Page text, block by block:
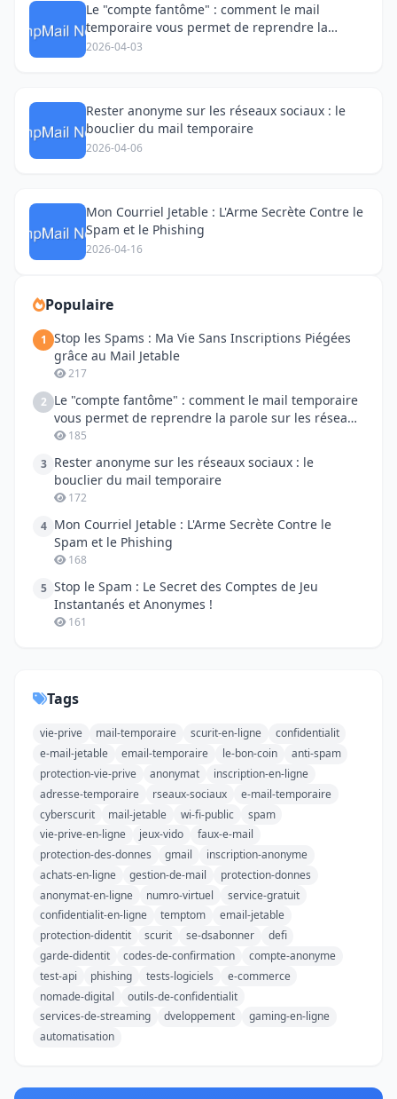
Le "compte fantôme" : comment le mail
temporaire vous permet de reprendre la
parole sur les réseaux sociaux
2026-04-03
Rester anonyme sur les réseaux sociaux : le
bouclier du mail temporaire
2026-04-06
Mon Courriel Jetable : L'Arme Secrète Contre le
Spam et le Phishing
2026-04-16
Populaire
1 Stop les Spams : Ma Vie Sans Inscriptions Piégées
grâce au Mail Jetable
217
2 Le "compte fantôme" : comment le mail temporaire
vous permet de reprendre la parole sur les réseaux
sociaux
185
3 Rester anonyme sur les réseaux sociaux : le
bouclier du mail temporaire
172
4 Mon Courriel Jetable : L'Arme Secrète Contre le
Spam et le Phishing
168
5 Stop le Spam : Le Secret des Comptes de Jeu
Instantanés et Anonymes !
161
Tags
vie-prive mail-temporaire scurit-en-ligne
confidentialit
e-mail-jetable
email-temporaire le-bon-coin
anti-spam
protection-vie-prive
anonymat
inscription-en-ligne
adresse-temporaire
rseaux-sociaux
e-mail-temporaire
cyberscurit
mail-jetable wi-fi-public
spam
vie-prive-en-ligne
jeux-vido
faux-e-mail
protection-des-donnes
gmail
inscription-anonyme
achats-en-ligne
gestion-de-mail
protection-donnes
anonymat-en-ligne
numro-virtuel
service-gratuit
confidentialit-en-ligne
temptom
email-jetable
protection-didentit
scurit se-dsabonner
defi
garde-didentit
codes-de-confirmation
compte-anonyme
test-api
phishing tests-logiciels
e-commerce
nomade-digital
outils-de-confidentialit
services-de-streaming
dveloppement
gaming-en-ligne
automatisation